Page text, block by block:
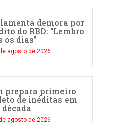
demora por
do RBD: “Lembro
os dias”
agosto de 2026
prepara primeiro
de inéditas em
agosto de 2026